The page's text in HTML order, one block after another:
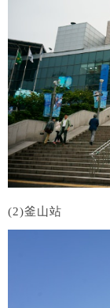
(2)釜山站